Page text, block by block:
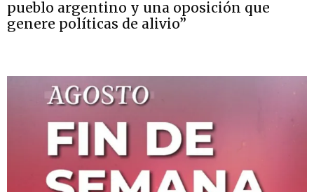
pueblo argentino y una oposición que
genere políticas de alivio”